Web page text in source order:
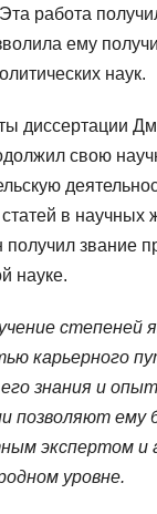
работа
ему
наук.
диссертации
свою
в научных
получил звание
науке.
степеней
карьерного
знания и
позволяют ему
экспертом и
уровне.